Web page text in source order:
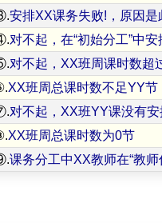
安排XX课务失败!，原因
对不起，在“初始分工”中
对不起，XX班周课时数超
XX班周总课时数不足YY节
对不起，XX班YY课没有
XX班周总课时数为0节
课务分工中XX教师在“教师